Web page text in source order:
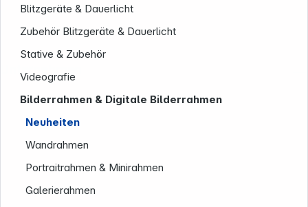
Blitzgeräte & Dauerlicht
Zubehör Blitzgeräte & Dauerlicht
Stative & Zubehör
Videografie
Bilderrahmen & Digitale Bilderrahmen
Neuheiten
Wandrahmen
Portraitrahmen & Minirahmen
Galerierahmen